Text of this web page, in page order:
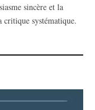
sincère et la
systématique.